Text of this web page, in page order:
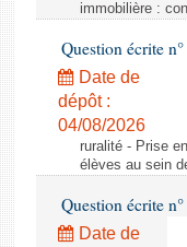
immobilière :
Question écrite
Date de
dépôt :
04/08/2026
ruralité - Prise
élèves au sein
Question écrite
Date de